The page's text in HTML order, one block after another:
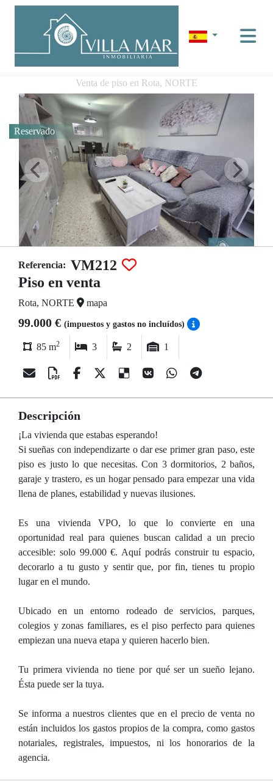
Venta de piso en Rota, NORTE
Reservado
Referencia: VM212
Piso en venta
Rota, NORTE mapa
99.000 € (impuestos y gastos no incluídos)
85 m2 3 2 1
Descripción
¡La vivienda que estabas esperando!
Si sueñas con independizarte o dar ese primer gran paso, este
piso es justo lo que necesitas. Con 3 dormitorios, 2 baños,
garaje y trastero, es un hogar pensado para empezar una vida
llena de planes, estabilidad y nuevas ilusiones.
Es una vivienda VPO, lo que lo convierte en una
oportunidad real para quienes buscan calidad a un precio
accesible: solo 99.000 €. Aquí podrás construir tu espacio,
decorarlo a tu gusto y sentir que, por fin, tienes tu propio
lugar en el mundo.
Ubicado en un entorno rodeado de servicios, parques,
colegios y zonas familiares, es el piso perfecto para quienes
empiezan una nueva etapa y quieren hacerlo bien.
Tu primera vivienda no tiene por qué ser un sueño lejano.
Ésta puede ser la tuya.
Se informa a nuestros clientes que en el precio de venta no
están incluidos los gastos propios de la compra, como gastos
notariales, registrales, impuestos, ni los honorarios de la
agencia.